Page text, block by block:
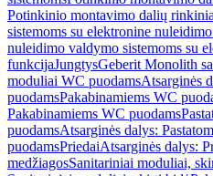
Potinkinio montavimo dalių
sistemoms su elektronine
nuleidimo valdymo sistemoms su
funkcijaJungtysGeberit Monolith
moduliai WC puodamsAtsarginės
puodamsPakabinamiems WC
Pakabinamiems WC puodams
puodamsAtsarginės dalys:
puodamsPriedaiAtsarginės dalys:
medžiagosSanitariniai moduliai,